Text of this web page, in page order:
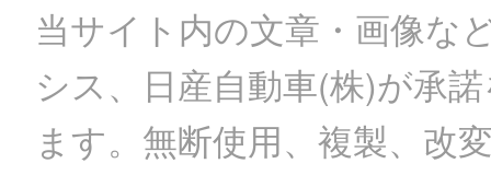
当サイト内の文章・画像な
シス、日産自動車(株)が承
ます。無断使用、複製、改